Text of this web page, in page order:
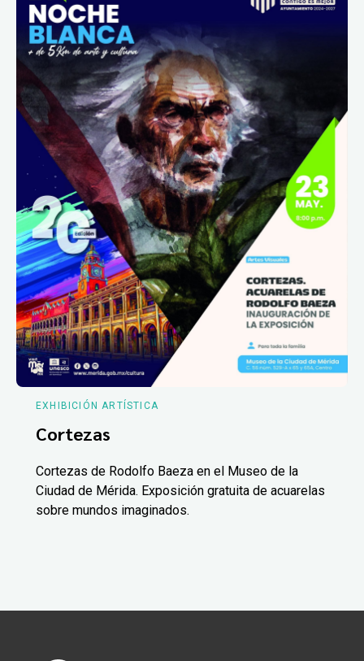
EXHIBICIÓN ARTÍSTICA
Cortezas
Cortezas de Rodolfo Baeza en el Museo de la
Ciudad de Mérida. Exposición gratuita de acuarelas
sobre mundos imaginados.